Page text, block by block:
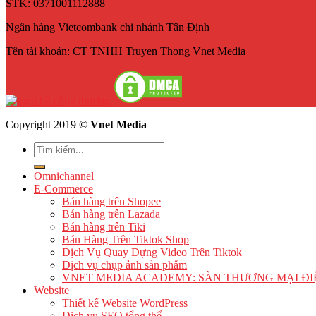
STK: 0371001112888
Ngân hàng Vietcombank chi nhánh Tân Định
Tên tài khoản: CT TNHH Truyen Thong Vnet Media
Copyright 2019 © Vnet Media
Omnichannel
E-Commerce
Bán hàng trên Shopee
Bán hàng trên Lazada
Bán hàng trên Tiki
Bán Hàng Trên Tiktok Shop
Dịch Vụ Quay Dựng Video Trên Tiktok
Dịch vụ chụp ảnh sản phẩm
VNET MEDIA ACADEMY: SÀN THƯƠNG MẠI
Website
Thiết kế Website WordPress